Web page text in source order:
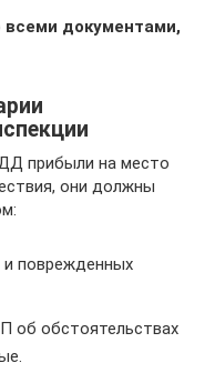
всеми документами,
прибыли на место
они должны
поврежденных
об обстоятельствах